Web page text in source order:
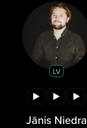
LV
Jānis Niedra